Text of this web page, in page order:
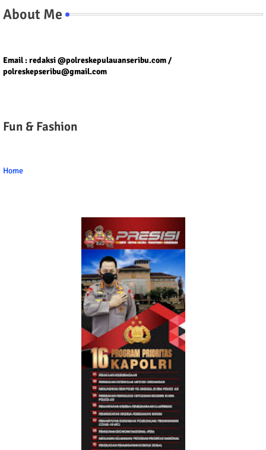
About Me
Email : redaksi @polreskepulauanseribu.com /
polreskepseribu@gmail.com
Fun & Fashion
Home